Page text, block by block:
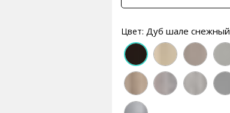
Цвет: Дуб шале снежный